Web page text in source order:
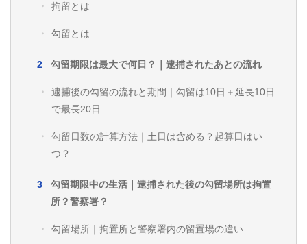
拘留とは
勾留とは
勾留期限は最大で何日？｜逮捕されたあとの流れ
逮捕後の勾留の流れと期間｜勾留は10日＋延長10日
で最長20日
勾留日数の計算方法｜土日は含める？起算日はい
つ？
勾留期限中の生活｜逮捕された後の勾留場所は拘置
所？警察署？
勾留場所｜拘置所と警察署内の留置場の違い